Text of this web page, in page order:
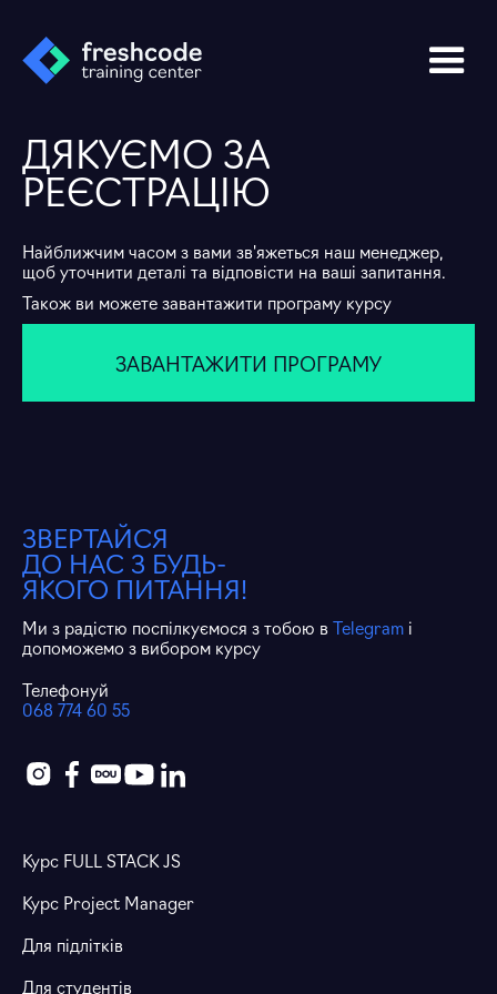
ДЯКУЄМО ЗА
РЕЄСТРАЦІЮ
Найближчим часом з вами зв'яжеться наш менеджер,
щоб уточнити деталі та відповісти на ваші запитання.
Також ви можете завантажити програму курсу
ЗАВАНТАЖИТИ ПРОГРАМУ
ЗВЕРТАЙСЯ
ДО НАС З БУДЬ-
ЯКОГО ПИТАННЯ!
Курс FULL STACK JS
Курс Project Manager
Для підлітків
Для студентів
Ми з радістю поспілкуємося з тобою вTelegram і
допоможемо з вибором курсу
Телефонуй
068 774 60 55